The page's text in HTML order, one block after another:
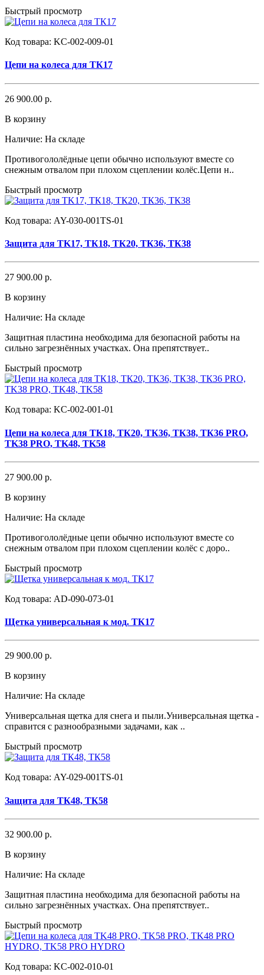
Быстрый просмотр
Код товара: KC-002-009-01
Цепи на колеса для ТК17
26 900.00 р.
В корзину
Наличие: На складе
Противогололёдные цепи обычно используют вместе со
снежным отвалом при плохом сцеплении колёс.Цепи н..
Быстрый просмотр
Код товара: AY-030-001TS-01
Защита для TK17, ТК18, ТК20, ТК36, ТК38
27 900.00 р.
В корзину
Наличие: На складе
Защитная пластина необходима для безопасной работы на
сильно загрезнённых участках. Она препятствует..
Быстрый просмотр
Код товара: KC-002-001-01
Цепи на колеса для ТК18, ТК20, ТК36, ТК38, ТК36 PRO,
TK38 PRO, TK48, TK58
27 900.00 р.
В корзину
Наличие: На складе
Противогололёдные цепи обычно используют вместе со
снежным отвалом при плохом сцеплении колёс с доро..
Быстрый просмотр
Код товара: AD-090-073-01
Щетка универсальная к мод. ТК17
29 900.00 р.
В корзину
Наличие: На складе
Универсальная щетка для снега и пыли.Универсальная щетка -
справится с разнообразными задачами, как ..
Быстрый просмотр
Код товара: AY-029-001TS-01
Защита для ТК48, ТК58
32 900.00 р.
В корзину
Наличие: На складе
Защитная пластина необходима для безопасной работы на
сильно загрезнённых участках. Она препятствует..
Быстрый просмотр
Код товара: KC-002-010-01